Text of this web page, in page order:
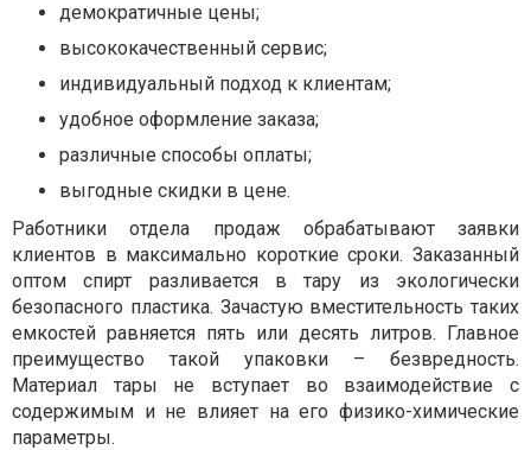
демократичные цены;
высококачественный сервис;
индивидуальный подход к клиентам;
удобное оформление заказа;
различные способы оплаты;
выгодные скидки в цене.
Работники отдела продаж обрабатывают заявки
клиентов в максимально короткие сроки. Заказанный
оптом спирт разливается в тару из экологически
безопасного пластика. Зачастую вместительность таких
емкостей равняется пять или десять литров. Главное
преимущество такой упаковки – безвредность.
Материал тары не вступает во взаимодействие с
содержимым и не влияет на его физико-химические
параметры.